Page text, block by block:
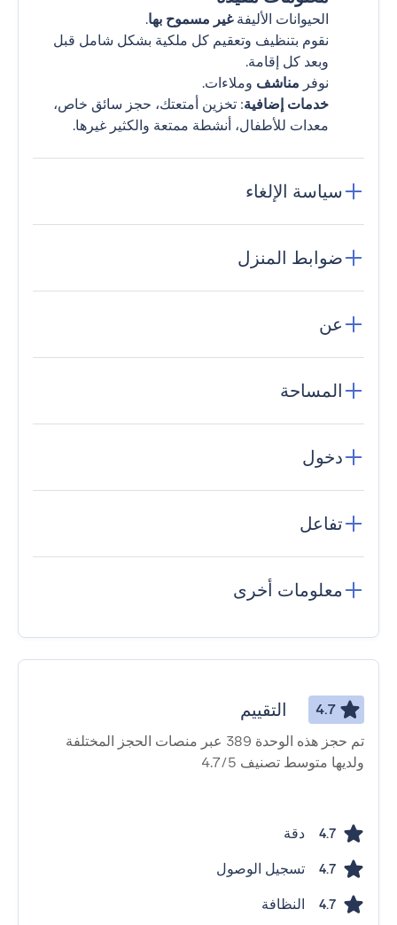
الحيوانات الأليفةغير مسموح بها.
نقوم بتنظيف وتعقيم كل ملكية بشكل شامل قبل
وبعد كل إقامة.
نوفر مناشف وملاءات.
خدمات إضافية: تخزين أمتعتك، حجز سائق خاص،
معدات للأطفال، أنشطة ممتعة والكثير غيرها.
سياسة الإلغاء
ضوابط المنزل
عن
المساحة
دخول
تفاعل
معلومات أخرى
4.7 التقييم
تم حجز هذه الوحدة 389 عبر منصات الحجز المختلفة
ولديها متوسط ​​تصنيف 4.7/5
4.7 دقة
4.7 تسجيل الوصول
4.7 النظافة